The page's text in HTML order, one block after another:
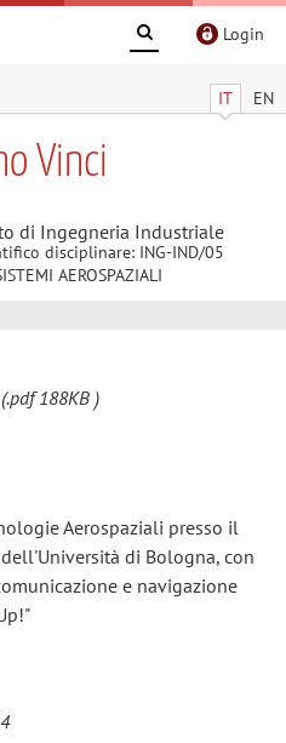
Login
IT EN
Vinci
di Ingegneria Industriale
disciplinare: ING-IND/05
AEROSPAZIALI
188KB )
Aerospaziali presso il
di Bologna, con
e navigazione